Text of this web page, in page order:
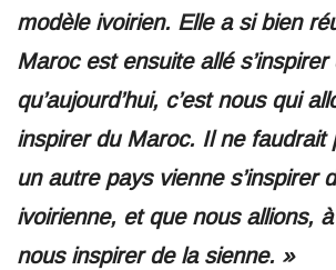
modèle ivoirien. Elle a si bien
Maroc est ensuite allé
qu’aujourd’hui, c’est nous qui
inspirer du Maroc. Il ne faudrait
un autre pays vienne s’inspirer
ivoirienne, et que nous allions,
nous inspirer de la sienne. »